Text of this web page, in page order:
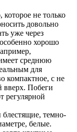
не только
довольно
уже через
хорошо
среднюю
для
компактное, с не
вверх. Побеги
регулярной
блестящие, темно-
белые.